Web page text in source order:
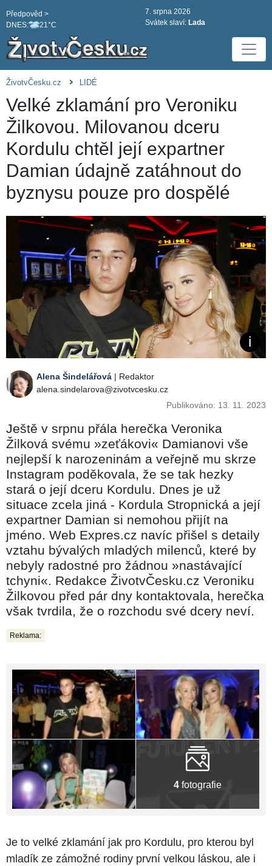
DNES: 21°C
Předpověd >
7. srpna 2026
Svátek slaví: Lada
ŽivotvČesku.cz LIDÉ
Velké zklamání pro Veroniku
Žilkovou. Milovanou dceru
Kordulu chtěl její expartner
Damian údajně zatáhnout do
byznysu pouze pro dospělé
Alena Šindelářová | Redaktor
alena.sindelarova@zivotvcesku.cz
Publikováno: 13. 11. 2023
Ještě v srpnu přála herečka Veronika
Žilková svému »zeťákovi« Damianovi vše
nejlepší k narozeninám a veřejně mu skrze
Instagram poděkovala, že se tak hezky
stará o její dceru Kordulu. Dnes je už
situace zcela jiná - Kordula Stropnická a její
expartner Damian si nemohou přijít na
jméno. Web Expres.cz navíc přišel s detaily
vztahu bývalých mladých milenců, které by
nebyly radostné pro žádnou »nastávající
tchyni«. Redakce ŽivotvČesku.cz Veroniku
Žilkovou před pár dny kontaktovala, herečka
však tvrdila, že o rozchodu své dcery neví.
Reklama:
4 fotografie
Je to velké zklamání jak pro Kordulu, pro kterou byl
mladík ze zámožné rodiny první velkou láskou, ale i